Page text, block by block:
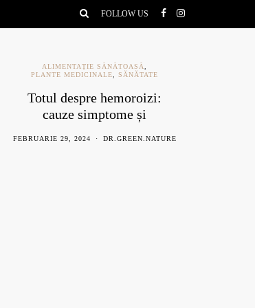
FOLLOW US
ALIMENTAȚIE SĂNĂTOASĂ
PLANTE MEDICINALE
,SĂNĂTATE
Totul despre hemoroizi:
cauze simptome și
FEBRUARIE 29, 2024 DR.GREEN.NATURE